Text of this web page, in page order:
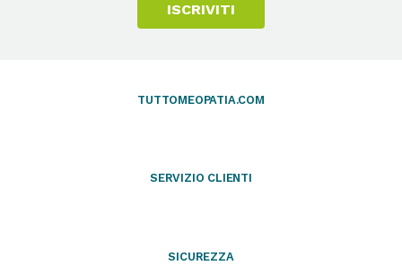
ISCRIVITI
TUTTOMEOPATIA.COM
SERVIZIO CLIENTI
SICUREZZA